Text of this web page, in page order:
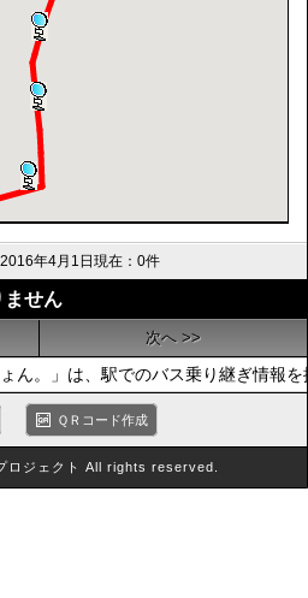
2016年4月1日現在：0件
ません
次へ >>
ん。」は、駅でのバス乗り継ぎ情報
ＱＲコード作成
ロジェクト All rights reserved.